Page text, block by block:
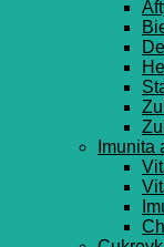
Imunita